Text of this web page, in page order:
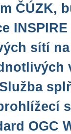
ČÚZK,
sítí
OGC